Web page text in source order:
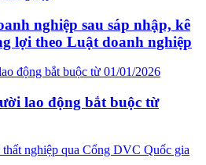
nghiệp sau sáp nhập, kê
lợi theo Luật doanh nghiệp
lao động bắt buộc từ